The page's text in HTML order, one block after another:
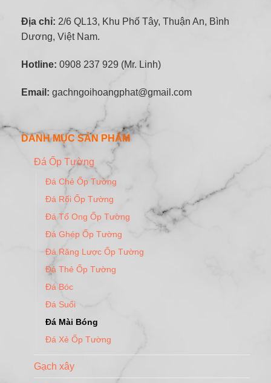
Địa chỉ: 2/6 QL13, Khu Phố Tây, Thuận An, Bình
Dương, Việt Nam.
Hotline: 0908 237 929 (Mr. Linh)
Email: gachngoihoangphat@gmail.com
DANH MỤC SẢN PHẨM
Đá Ốp Tường
Đá Chẻ Ốp Tường
Đá Rối Ốp Tường
Đá Tổ Ong Ốp Tường
Đá Ghép Ốp Tường
Đá Răng Lược Ốp Tường
Đá Thẻ Ốp Tường
Đá Bóc
Đá Suối
Đá Mài Bóng
Đá Xẻ Ốp Tường
Gạch xây